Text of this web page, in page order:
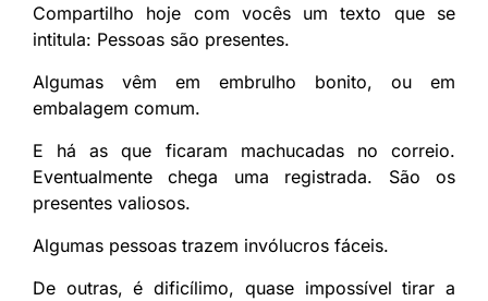
Compartilho hoje com vocês um texto que se
intitula: Pessoas são presentes.
Algumas vêm em embrulho bonito, ou em
embalagem comum.
E há as que ficaram machucadas no correio.
Eventualmente chega uma registrada. São os
presentes valiosos.
Algumas pessoas trazem invólucros fáceis.
De outras, é dificílimo, quase impossível tirar a